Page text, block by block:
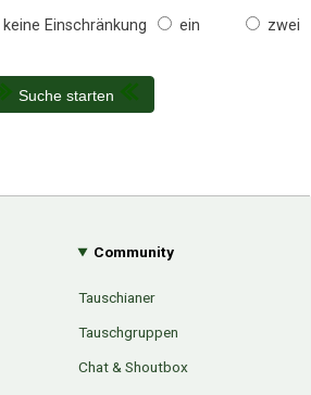
keine Einschränkung ein zwei
Suche starten
Community
Tauschianer
Tauschgruppen
Chat & Shoutbox